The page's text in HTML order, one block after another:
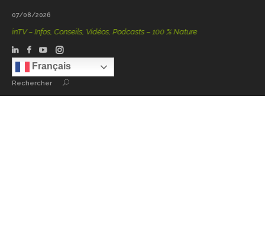
07/08/2026
– Infos, Conseils, Vidéos, Podcasts – 100 % Nature
Français
Rechercher